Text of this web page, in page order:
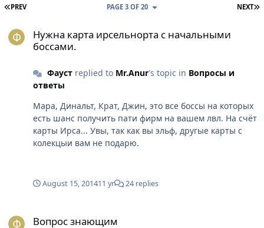
FIRST PAGE
PREV NEXT
PAGE 3 OF 20
Нужна карта ирсельнорта с начальными
боссами.
Фаустreplied to Mr.Anur's topic in Вопросы и
ответы
Мара, Динальт, Крат, Джин, это все боссы на которых
есть шанс получить пати фирм на вашем лвл. На счёт
карты Ирса... Увы, так как вы эльф, другые карты с
колекцыи вам не подарю.
August 15, 201411 yr 24 replies
Вопрос знающим